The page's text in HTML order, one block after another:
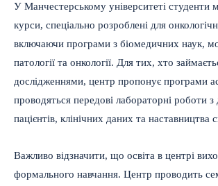
У Манчестерському університеті студенти
курси, спеціально розроблені для
включаючи програми з біомедичних наук,
патології та онкології. Для тих, хто
дослідженнями, центр пропонує програми
проводяться передові лабораторні роботи
пацієнтів, клінічних даних та наставництва
Важливо відзначити, що освіта в центрі
формального навчання. Центр проводить